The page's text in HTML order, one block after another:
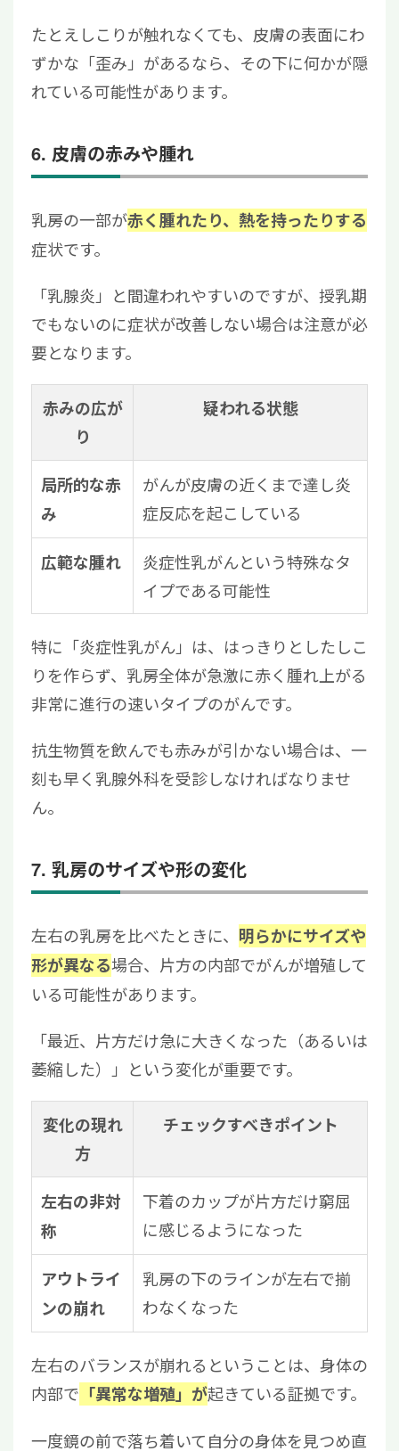
たとえしこりが触れなくても、皮膚の表面にわ
ずかな「歪み」があるなら、その下に何かが隠
れている可能性があります。
6. 皮膚の赤みや腫れ
乳房の一部が赤く腫れたり、熱を持ったりする
症状です。
「乳腺炎」と間違われやすいのですが、授乳期
でもないのに症状が改善しない場合は注意が必
要となります。
赤みの広が
り
疑われる状態
局所的な赤
み
がんが皮膚の近くまで達し炎
症反応を起こしている
広範な腫れ
炎症性乳がんという特殊なタ
イプである可能性
特に「炎症性乳がん」は、はっきりとしたしこ
りを作らず、乳房全体が急激に赤く腫れ上がる
非常に進行の速いタイプのがんです。
抗生物質を飲んでも赤みが引かない場合は、一
刻も早く乳腺外科を受診しなければなりませ
ん。
7. 乳房のサイズや形の変化
左右の乳房を比べたときに、 明らかにサイズや
形が異なる場合、片方の内部でがんが増殖して
いる可能性があります。
「最近、片方だけ急に大きくなった（あるいは
萎縮した）」という変化が重要です。
変化の現れ
方
チェックすべきポイント
左右の非対
称
下着のカップが片方だけ窮屈
に感じるようになった
アウトライ
ンの崩れ
乳房の下のラインが左右で揃
わなくなった
左右のバランスが崩れるということは、身体の
内部で 「異常な増殖」が起きている証拠です。
一度鏡の前で落ち着いて自分の身体を見つめ直